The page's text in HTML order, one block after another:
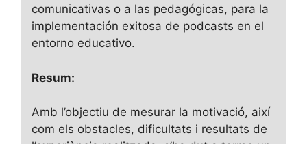
comunicativas o a las pedagógicas, para la
implementación exitosa de podcasts en el
entorno educativo.
Resum:
Amb l’objectiu de mesurar la motivació, així
com els obstacles, dificultats i resultats de